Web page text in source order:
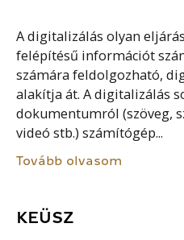
A digitalizálás olyan
felépítésű információt
számára feldolgozható,
alakítja át. A digitalizálás
dokumentumról (szöveg,
videó stb.) számítógép...
Tovább olvasom
KEÜSZ